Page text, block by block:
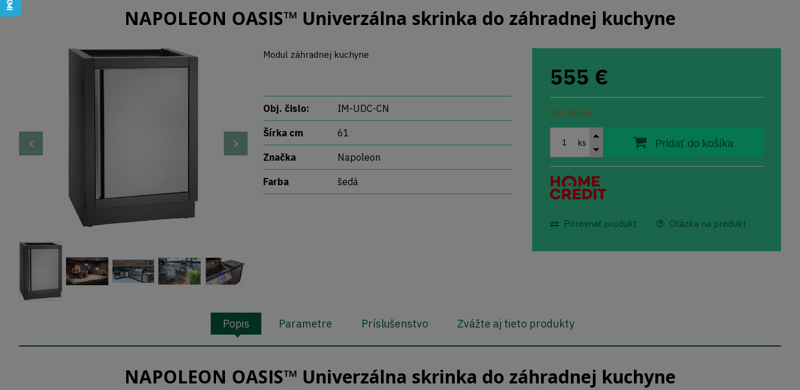
NAPOLEON OASIS™ Univerzálna skrinka do záhradnej kuchyne
555 €
Na otázku
ks Pridať do košíka
Porovnať produkt Otázka na produkt
Modul záhradnej kuchyne
Obj. čislo: IM-UDC-CN
Šírka cm 61
Značka Napoleon
Farba šedá
Popis Parametre Príslušenstvo Zvážte aj tieto produkty
NAPOLEON OASIS™ Univerzálna skrinka do záhradnej kuchyne